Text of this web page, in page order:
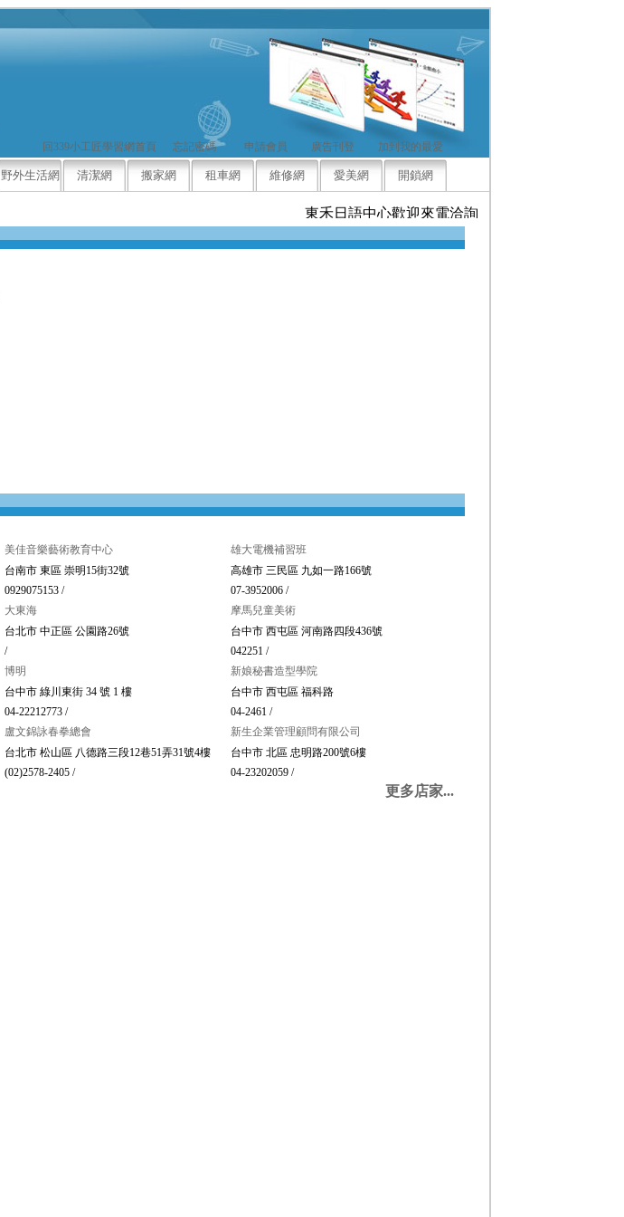
回339小工匠學習網首頁 忘記密碼 申請會員 廣告刊登 加到我的最愛
野外生活網 清潔網 搬家網 租車網 維修網 愛美網 開鎖網
東禾日語中心歡迎來電洽詢，竭誠為您服務
美佳音樂藝術教育中心
台南市 東區 崇明15街32號
0929075153 /
雄大電機補習班
高雄市 三民區 九如一路166號
07-3952006 /
大東海
台北市 中正區 公園路26號
/
摩馬兒童美術
台中市 西屯區 河南路四段436號
042251 /
博明
台中市 綠川東街 34 號 1 樓
04-22212773 /
新娘秘書造型學院
台中市 西屯區 福科路
04-2461 /
盧文錦詠春拳總會
台北市 松山區 八德路三段12巷51弄31號4樓
(02)2578-2405 /
新生企業管理顧問有限公司
台中市 北區 忠明路200號6樓
04-23202059 /
更多店家...